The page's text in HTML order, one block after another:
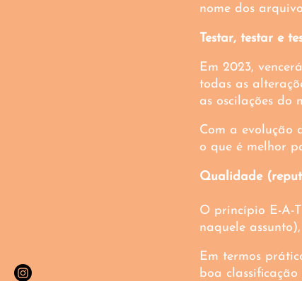
nome dos
Testar, testar e
Em 2023,
todas as
as oscilações do
Com a evolução
o que é melhor
Qualidade
O princípio E-A-
naquele
Em termos
boa